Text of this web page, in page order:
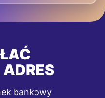
bankowy